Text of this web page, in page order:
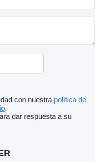
con nuestra política de
.
dar respuesta a su